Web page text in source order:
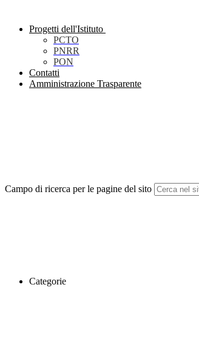
Progetti dell'Istituto
PCTO
PNRR
PON
Contatti
Amministrazione Trasparente
Campo di ricerca per le pagine del sito
Categorie